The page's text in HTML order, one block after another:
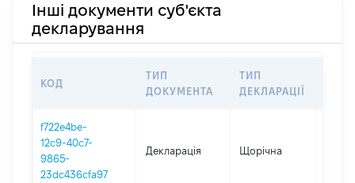
Інші документи суб'єкта
декларування
КОД
ТИП
ДОКУМЕНТА
ТИП
ДЕКЛАРАЦІЇ
f722e4be-
12c9-40c7-
9865-
23dc436cfa97
Декларація Щорічна